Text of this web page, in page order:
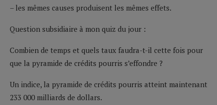
– les mêmes causes produisent les mêmes effets.
Question subsidiaire à mon quiz du jour :
Combien de temps et quels taux faudra-t-il cette fois pour
que la pyramide de crédits pourris s’effondre ?
Un indice, la pyramide de crédits pourris atteint maintenant
233 000 milliards de dollars.